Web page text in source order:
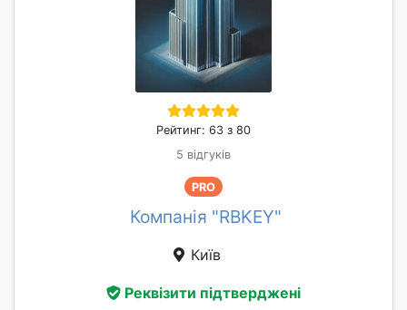
Рейтинг: 63 з 80
5 відгуків
PRO
Компанія "RBKEY"
Київ
Реквізити підтверджені